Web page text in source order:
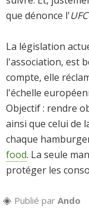
que dénonce l'
La législation
l'association, est
compte, elle
l'échelle
Objectif : rendre
ainsi que celui de
chaque
food. La seule
protéger les
Publié par Ando